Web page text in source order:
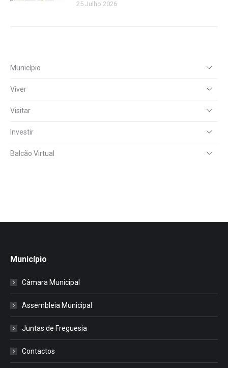
25 Julho 2026
Município
Viver
Visitar
Investir
Balcão Virtual
Município
Câmara Municipal
Assembleia Municipal
Juntas de Freguesia
Contactos